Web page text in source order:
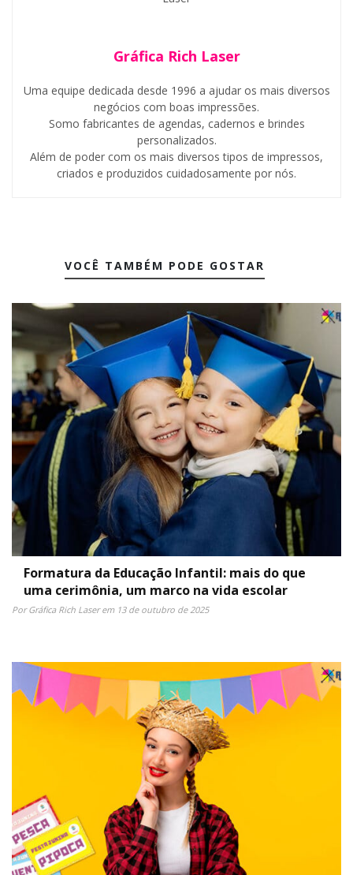
Gráfica Rich Laser
Uma equipe dedicada desde 1996 a ajudar os mais diversos
negócios com boas impressões.
Somo fabricantes de agendas, cadernos e brindes
personalizados.
Além de poder com os mais diversos tipos de impressos,
criados e produzidos cuidadosamente por nós.
VOCÊ TAMBÉM PODE GOSTAR
Formatura da Educação Infantil: mais do que
uma cerimônia, um marco na vida escolar
Por Gráfica Rich Laser em 13 de outubro de 2025